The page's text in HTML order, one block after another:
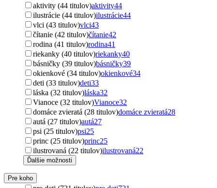
aktivity (44 titulov)aktivity44
ilustrácie (44 titulov)ilustrácie44
vlci (43 titulov)vlci43
čítanie (42 titulov)čítanie42
rodina (41 titulov)rodina41
riekanky (40 titulov)riekanky40
básničky (39 titulov)básničky39
okienkové (34 titulov)okienkové34
deti (33 titulov)deti33
láska (32 titulov)láska32
Vianoce (32 titulov)Vianoce32
domáce zvieratá (28 titulov)domáce zvieratá28
autá (27 titulov)autá27
psi (25 titulov)psi25
princ (25 titulov)princ25
ilustrovaná (22 titulov)ilustrovaná22
Ďalšie možnosti
Pre koho